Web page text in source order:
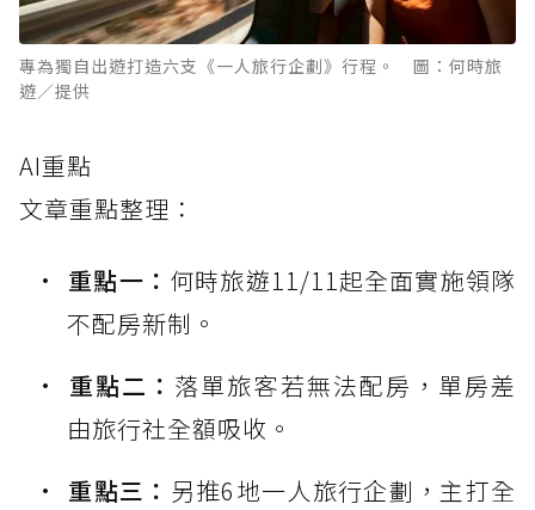
專為獨自出遊打造六支《一人旅行企劃》行程。 圖：何時旅
遊／提供
AI重點
文章重點整理：
重點一： 何時旅遊11/11起全面實施領隊
不配房新制。
重點二： 落單旅客若無法配房，單房差
由旅行社全額吸收。
重點三： 另推6地一人旅行企劃，主打全